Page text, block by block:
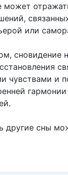
или
сновидение
чувствами и
другие сны